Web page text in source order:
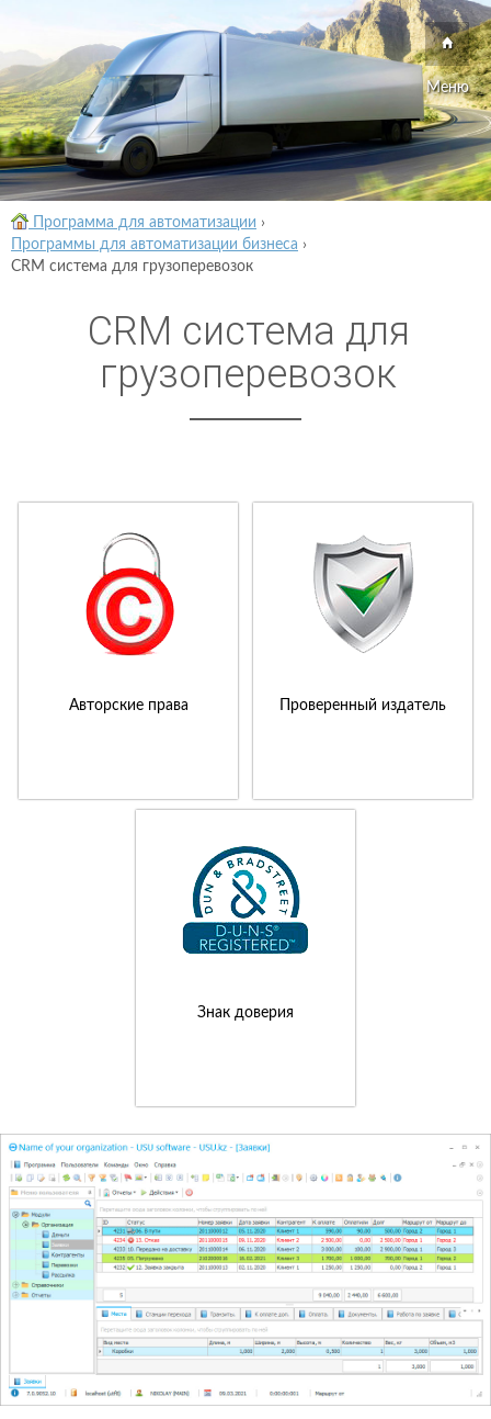
Меню
Программа для автоматизации ›
Программы для автоматизации бизнеса ›
CRM система для грузоперевозок
CRM система для
грузоперевозок
Авторские права Проверенный издатель
Знак доверия